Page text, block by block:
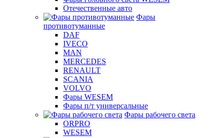
Отечественные авто
Фары
противотуманные
DAF
IVECO
MAN
MERCEDES
RENAULT
SCANIA
VOLVO
Фары WESEM
Фары п/т универсальные
Фары рабочего света
ORPRO
WESEM